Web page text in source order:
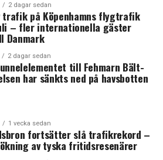
att göra.
i det här åtgärdspaketet. Det är
ministern blir pressad dithän
oss svar på åtgärdspaketet för
massa andra saker tvingas hon
de första fyra åren inte
förbättringarna. Därför kan
sett vara positivt för miljön,
gång på gång, säger Ida
2 dagar sedan
trafik på Köpenhamns flygtrafik
– fler internationella gäster
Danmark
2 dagar sedan
till Fehmarn Bält-
har sänkts ned på havsbotten
1 vecka sedan
fortsätter slå trafikrekord –
av tyska fritidsresenärer